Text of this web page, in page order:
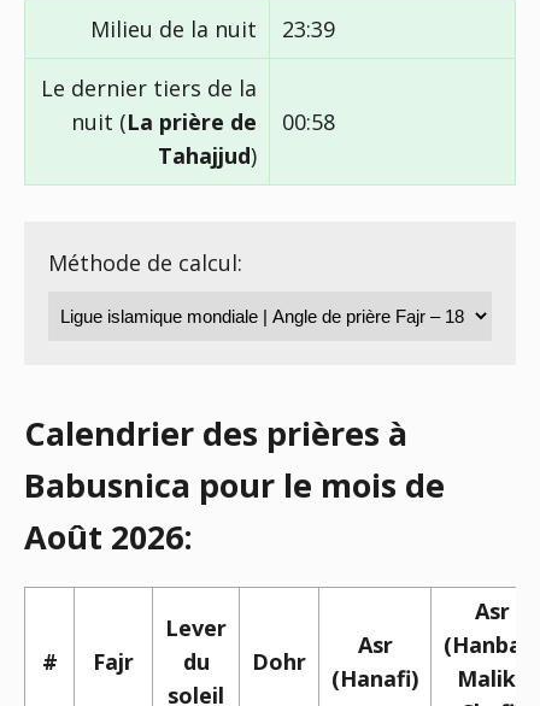
Milieu de la nuit 23:39
Le dernier tiers de la
nuit (La prière de
Tahajjud)
00:58
Méthode de calcul:
Calendrier des prières à
Babusnica pour le mois de
Août 2026:
# Fajr
Lever
du
soleil
Dohr
Asr
(Hanafi)
Asr
(Hanbali,
Maliki,